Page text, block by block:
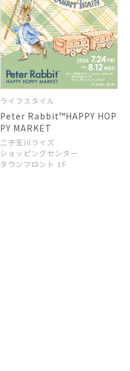
ライフスタイル
Peter Rabbit™HAPPY HOP
PY MARKET
二子玉川ライズ
ショッピングセンター
タウンフロント 1F